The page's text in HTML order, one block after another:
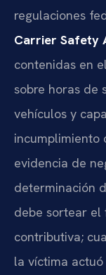
regulaciones
Carrier Safety
contenidas en el
sobre horas de
vehículos y
incumplimiento
evidencia de
determinación
debe sortear el
contributiva;
la víctima